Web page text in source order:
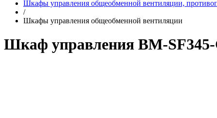
Шкафы управления общеобменной вентиляции,
/
Шкафы управления общеобменной вентиляции
Шкаф управления BM-SF345-